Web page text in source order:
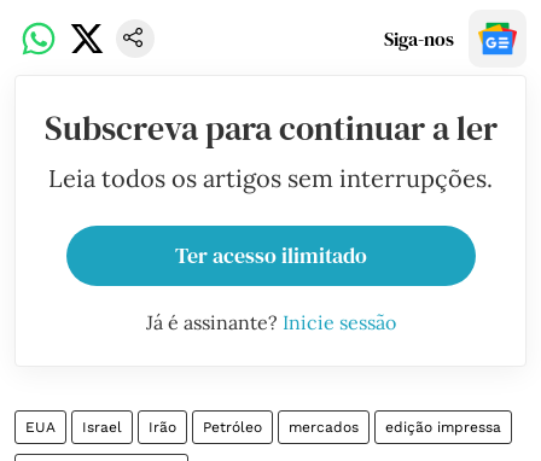
Siga-nos
Subscreva para continuar a ler
Leia todos os artigos sem interrupções.
Ter acesso ilimitado
Já é assinante? Inicie sessão
EUA Israel Irão Petróleo mercados edição impressa